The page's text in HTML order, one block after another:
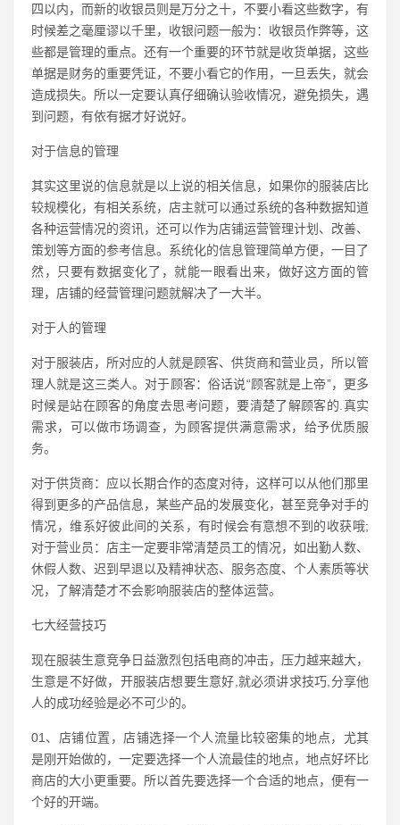
四以内，而新的收银员则是万分之十，不要小看这些数字，有
时候差之毫厘谬以千里，收银问题一般为：收银员作弊等，这
些都是管理的重点。还有一个重要的环节就是收货单据，这些
单据是财务的重要凭证，不要小看它的作用，一旦丢失，就会
造成损失。所以一定要认真仔细确认验收情况，避免损失，遇
到问题，有依有据才好说好。
对于信息的管理
其实这里说的信息就是以上说的相关信息，如果你的服装店比
较规模化，有相关系统，店主就可以通过系统的各种数据知道
各种运营情况的资讯，还可以作为店铺运营管理计划、改善、
策划等方面的参考信息。系统化的信息管理简单方便，一目了
然，只要有数据变化了，就能一眼看出来，做好这方面的管
理，店铺的经营管理问题就解决了一大半。
对于人的管理
对于服装店，所对应的人就是顾客、供货商和营业员，所以管
理人就是这三类人。对于顾客：俗话说“顾客就是上帝”，更多
时候是站在顾客的角度去思考问题，要清楚了解顾客的.真实
需求，可以做市场调查，为顾客提供满意需求，给予优质服
务。
对于供货商：应以长期合作的态度对待，这样可以从他们那里
得到更多的产品信息，某些产品的发展变化，甚至竞争对手的
情况，维系好彼此间的关系，有时候会有意想不到的收获哦;
对于营业员：店主一定要非常清楚员工的情况，如出勤人数、
休假人数、迟到早退以及精神状态、服务态度、个人素质等状
况，了解清楚才不会影响服装店的整体运营。
七大经营技巧
现在服装生意竞争日益激烈包括电商的冲击，压力越来越大，
生意是不好做，开服装店想要生意好,就必须讲求技巧,分享他
人的成功经验是必不可少的。
01、店铺位置，店铺选择一个人流量比较密集的地点，尤其
是刚开始做的，一定要选择一个人流最佳的地点，地点好坏比
商店的大小更重要。所以首先要选择一个合适的地点，便有一
个好的开端。